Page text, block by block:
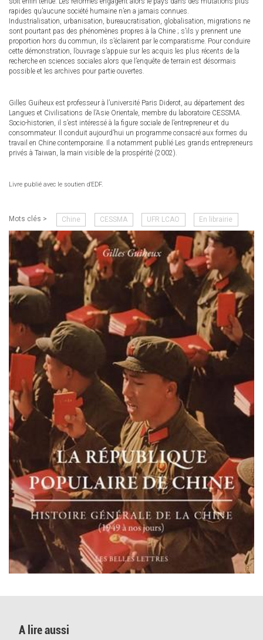
rapides qu’aucune société humaine n’en a jamais connues.
Industrialisation, urbanisation, bureaucratisation, globalisation, migrations ne
sont pourtant pas des phénomènes propres à la Chine ; s’ils y prennent une
proportion hors du commun, ils s’éclairent par le comparatisme. Pour conduire
cette démonstration, l’ouvrage s’appuie sur les acquis les plus récents de la
recherche en sciences sociales alors que l’enquête de terrain est désormais
possible et les archives pour partie ouvertes.
Gilles Guiheux est professeur à l’université Paris Diderot, au département des
Langues et Civilisations de l’Asie Orientale, membre du laboratoire CESSMA.
Socio-historien, il s’est intéressé à la figure sociale de l’entrepreneur et du
consommateur. Il conduit aujourd’hui un programme consacré aux formes du
travail en Chine contemporaine. Il a notamment publié Les grands entrepreneurs
privés à Taiwan, la main visible de la prospérité (2002).
Livre publié avec le soutien d'EDF.
Mots clés > Chine CESSMA UFR LCAO En librairie
A lire aussi